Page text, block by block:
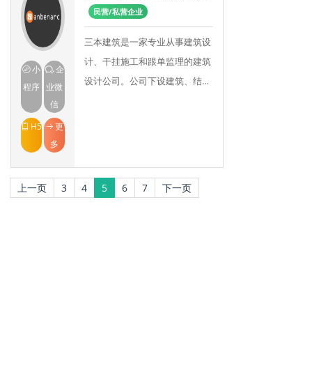
小
程序
企
业微
信
H5
更
多
民营/私营企业
三本建筑是一家专业从事建筑设
计、干挂施工和跟单监理的建筑
设计公司。公司下设建筑、结
上一页 3 4 5 6 7 下一页